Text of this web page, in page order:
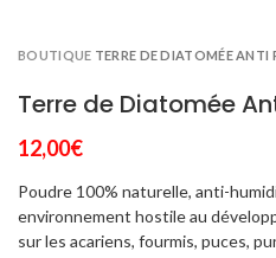
BOUTIQUE TERRE DE DIATOMÉE ANTI
Terre de Diatomée
12,00€
Poudre 100% naturelle, anti-
environnement hostile au
sur les acariens, fourmis, puces,